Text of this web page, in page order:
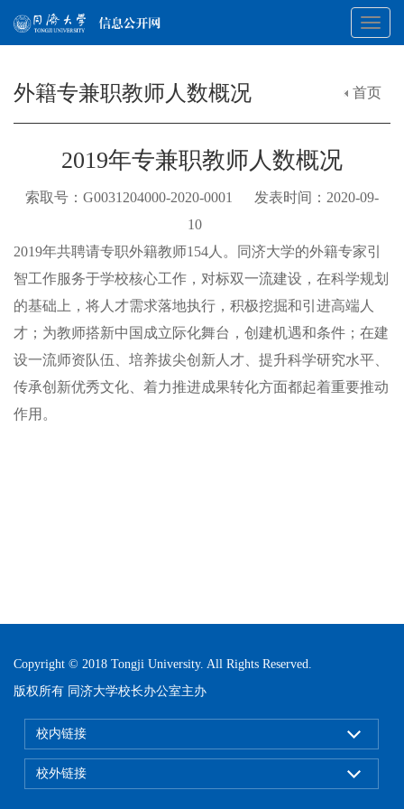
外籍专兼职教师人数概况 首页
2019年专兼职教师人数概况
索取号：G0031204000-2020-0001 发表时间：2020-09-
10
2019年共聘请专职外籍教师154人。同济大学的外籍专家引
智工作服务于学校核心工作，对标双一流建设，在科学规划
的基础上，将人才需求落地执行，积极挖掘和引进高端人
才；为教师搭新中国成立际化舞台，创建机遇和条件；在建
设一流师资队伍、培养拔尖创新人才、提升科学研究水平、
传承创新优秀文化、着力推进成果转化方面都起着重要推动
作用。
Copyright © 2018 Tongji University. All Rights Reserved.
版权所有 同济大学校长办公室主办